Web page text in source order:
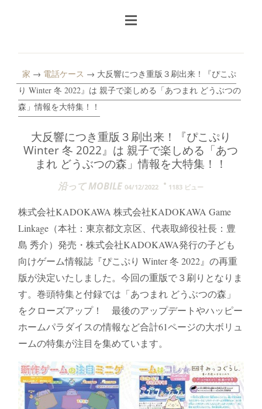
家 → 電話ケース → 大反響につき重版３刷出来！『ぴこぷ
り Winter 冬 2022』は 親子で楽しめる「あつまれ どうぶつの
森」情報を大特集！！
大反響につき重版３刷出来！『ぴこぷり
Winter 冬 2022』は 親子で楽しめる「あつ
まれ どうぶつの森」情報を大特集！！
沿って MOBILE 04/12/2022 1183 ビュー
株式会社KADOKAWA 株式会社KADOKAWA Game
Linkage（本社：東京都文京区、代表取締役社長：豊
島 秀介）発売・株式会社KADOKAWA発行の子ども
向けゲーム情報誌『ぴこぷり Winter 冬 2022』の再重
版が決定いたしました。今回の重版で３刷りとなりま
す。巻頭特集と付録では「あつまれ どうぶつの森」
をクローズアップ！ 最後のアップデートやハッピー
ホームパラダイスの情報など合計61ページの大ボリュ
ームの特集が注目を集めています。